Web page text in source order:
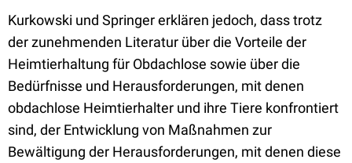
Kurkowski und Springer erklären jedoch, dass trotz
der zunehmenden Literatur über die Vorteile der
Heimtierhaltung für Obdachlose sowie über die
Bedürfnisse und Herausforderungen, mit denen
obdachlose Heimtierhalter und ihre Tiere konfrontiert
sind, der Entwicklung von Maßnahmen zur
Bewältigung der Herausforderungen, mit denen diese